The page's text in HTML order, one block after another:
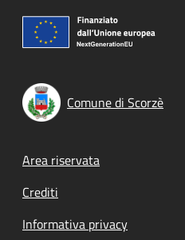
Comune di Scorzè
Footer menu
Area riservata
Crediti
Informativa privacy